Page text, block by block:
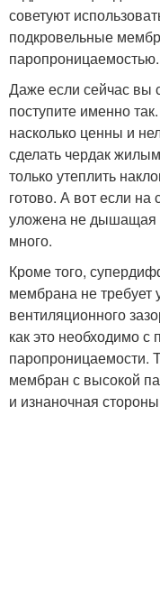
советуют
подкровельные
паропроницаемостью.
Даже если сейчас вы
поступите именно
насколько ценны и
сделать чердак
только утеплить
готово. А вот если
уложена не дышащая
много.
Кроме того,
мембрана не требует
вентиляционного
как это необходимо с
паропроницаемости.
мембран с высокой
и изнаночная